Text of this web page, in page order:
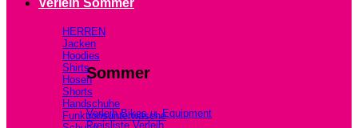
Verleih Sommer
Sommer
Verleih Bikes u. Equipment
Preisliste Verleih
HERREN
Jacken
Hoodies
Shirts
Hosen
Shorts
Handschuhe
Funktionsunterwäsche